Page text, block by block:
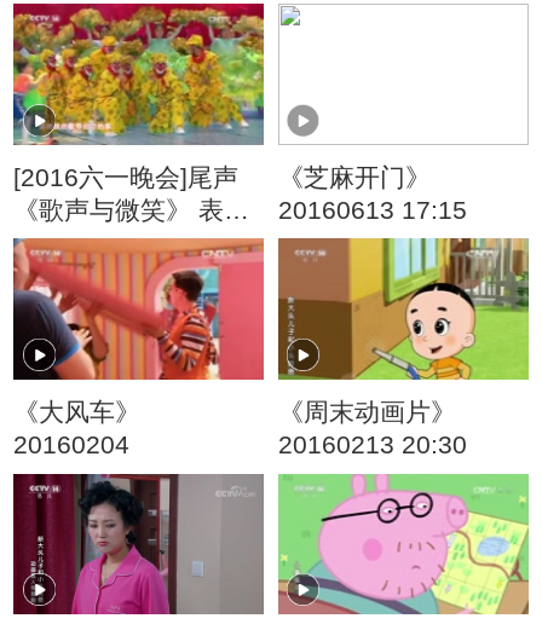
[2016六一晚会]尾声
《歌声与微笑》 表
演：银河少儿电视艺
术团等
《芝麻开门》
20160613 17:15
《大风车》
20160204
《周末动画片》
20160213 20:30